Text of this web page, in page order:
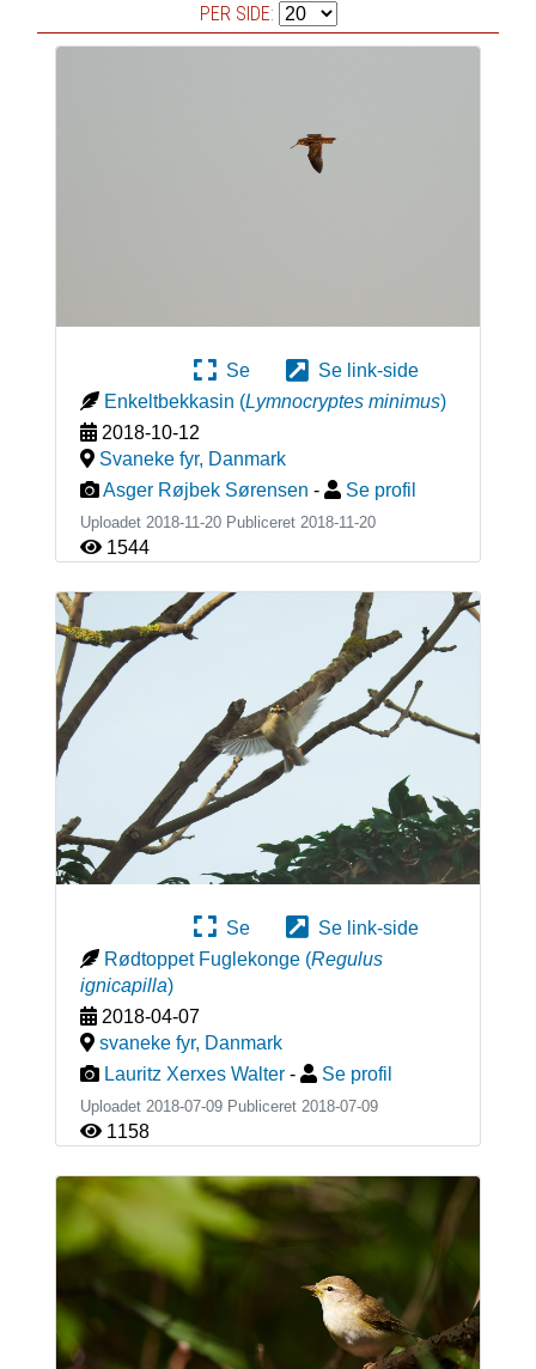
PER SIDE:
Se
Se link-side
Enkeltbekkasin (Lymnocryptes minimus)
2018-10-12
Svaneke fyr, Danmark
Asger Røjbek Sørensen - Se profil
Uploadet 2018-11-20 Publiceret 2018-11-20
1544
Se
Se link-side
Rødtoppet Fuglekonge (Regulus
ignicapilla)
2018-04-07
svaneke fyr, Danmark
Lauritz Xerxes Walter - Se profil
Uploadet 2018-07-09 Publiceret 2018-07-09
1158